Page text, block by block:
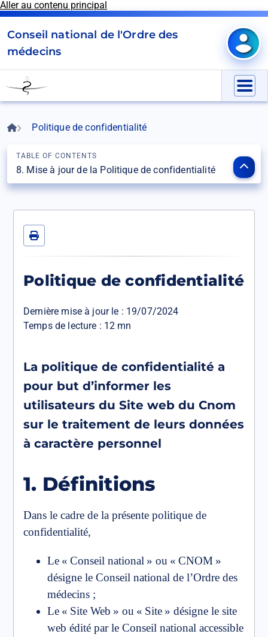
Aller au contenu principal
Menu
to
homepage
Conseil national de l'Ordre des
médecins
Mon
Fil
d'Ariane
AccueilPolitique de confidentialité
TABLE OF CONTENTS
le
8. Mise à jour de la Politique de confidentialité
Imprimer
Politique de confidentialité
Dernière mise à jour le : 19/07/2024
Temps de lecture : 12 mn
La politique de confidentialité a
pour but d’informer les
utilisateurs du Site web du Cnom
sur le traitement de leurs données
à caractère personnel
1. Définitions
Dans le cadre de la présente politique de
confidentialité,
Le « Conseil national » ou « CNOM »
désigne le Conseil national de l’Ordre des
médecins ;
Le « Site Web » ou « Site » désigne le site
web édité par le Conseil national accessible
Panneau de gestion des cookies